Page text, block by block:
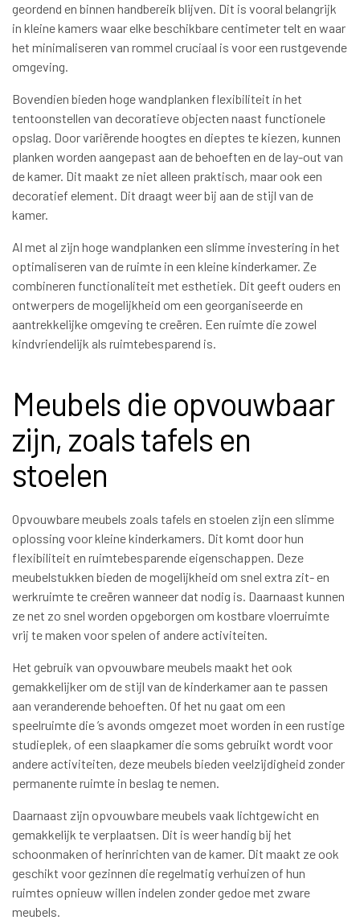
geordend en binnen handbereik blijven. Dit is vooral belangrijk
in kleine kamers waar elke beschikbare centimeter telt en waar
het minimaliseren van rommel cruciaal is voor een rustgevende
omgeving.
Bovendien bieden hoge wandplanken flexibiliteit in het
tentoonstellen van decoratieve objecten naast functionele
opslag. Door variërende hoogtes en dieptes te kiezen, kunnen
planken worden aangepast aan de behoeften en de lay-out van
de kamer. Dit maakt ze niet alleen praktisch, maar ook een
decoratief element. Dit draagt weer bij aan de stijl van de
kamer.
Al met al zijn hoge wandplanken een slimme investering in het
optimaliseren van de ruimte in een kleine kinderkamer. Ze
combineren functionaliteit met esthetiek. Dit geeft ouders en
ontwerpers de mogelijkheid om een georganiseerde en
aantrekkelijke omgeving te creëren. Een ruimte die zowel
kindvriendelijk als ruimtebesparend is.
Meubels die opvouwbaar
zijn, zoals tafels en
stoelen
Opvouwbare meubels zoals tafels en stoelen zijn een slimme
oplossing voor kleine kinderkamers. Dit komt door hun
flexibiliteit en ruimtebesparende eigenschappen. Deze
meubelstukken bieden de mogelijkheid om snel extra zit- en
werkruimte te creëren wanneer dat nodig is. Daarnaast kunnen
ze net zo snel worden opgeborgen om kostbare vloerruimte
vrij te maken voor spelen of andere activiteiten.
Het gebruik van opvouwbare meubels maakt het ook
gemakkelijker om de stijl van de kinderkamer aan te passen
aan veranderende behoeften. Of het nu gaat om een
speelruimte die ’s avonds omgezet moet worden in een rustige
studieplek, of een slaapkamer die soms gebruikt wordt voor
andere activiteiten, deze meubels bieden veelzijdigheid zonder
permanente ruimte in beslag te nemen.
Daarnaast zijn opvouwbare meubels vaak lichtgewicht en
gemakkelijk te verplaatsen. Dit is weer handig bij het
schoonmaken of herinrichten van de kamer. Dit maakt ze ook
geschikt voor gezinnen die regelmatig verhuizen of hun
ruimtes opnieuw willen indelen zonder gedoe met zware
meubels.